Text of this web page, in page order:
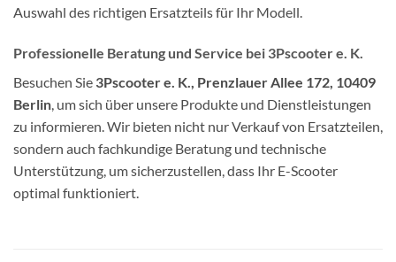
Auswahl des richtigen Ersatzteils für Ihr Modell.
Professionelle Beratung und Service bei 3Pscooter e. K.
Besuchen Sie 3Pscooter e. K., Prenzlauer Allee 172, 10409
Berlin, um sich über unsere Produkte und Dienstleistungen
zu informieren. Wir bieten nicht nur Verkauf von Ersatzteilen,
sondern auch fachkundige Beratung und technische
Unterstützung, um sicherzustellen, dass Ihr E-Scooter
optimal funktioniert.